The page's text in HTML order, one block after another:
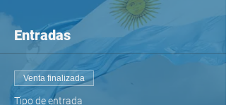
Entradas
Venta finalizada
Tipo de entrada